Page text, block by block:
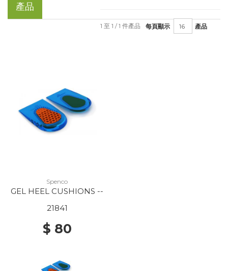
產品
每頁顯示 產品
1 至 1 / 1 件產品
Spenco
GEL HEEL CUSHIONS --
21841
$ 80